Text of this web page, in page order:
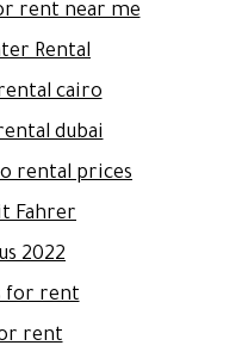
rent near me
Rental
cairo
dubai
rental prices
Fahrer
2022
for rent
rent